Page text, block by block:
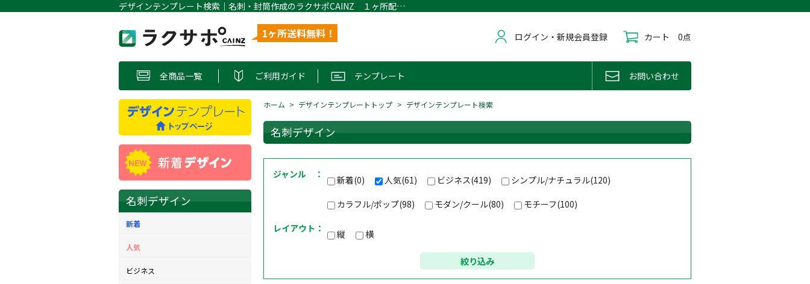
デザインテンプレート検索｜名刺・封筒作成のラクサポCAINZ １ヶ所配送無料
1ヶ所送料無料！ ログイン・新規会員登録 カート 0点
全商品一覧 ご利用ガイド テンプレート お問い合わせ
ホーム デザインテンプレートトップ デザインテンプレート検索
名刺デザイン
ジャンル ： 新着(0) 人気(61) ビジネス(419)
シンプル/ナチュラル(120)
カラフル/ポップ(98)
モダン/クール(80)
モチーフ(100)
レイアウト：
縦 横
絞り込み
名刺デザイン
新着
人気
ビジネス